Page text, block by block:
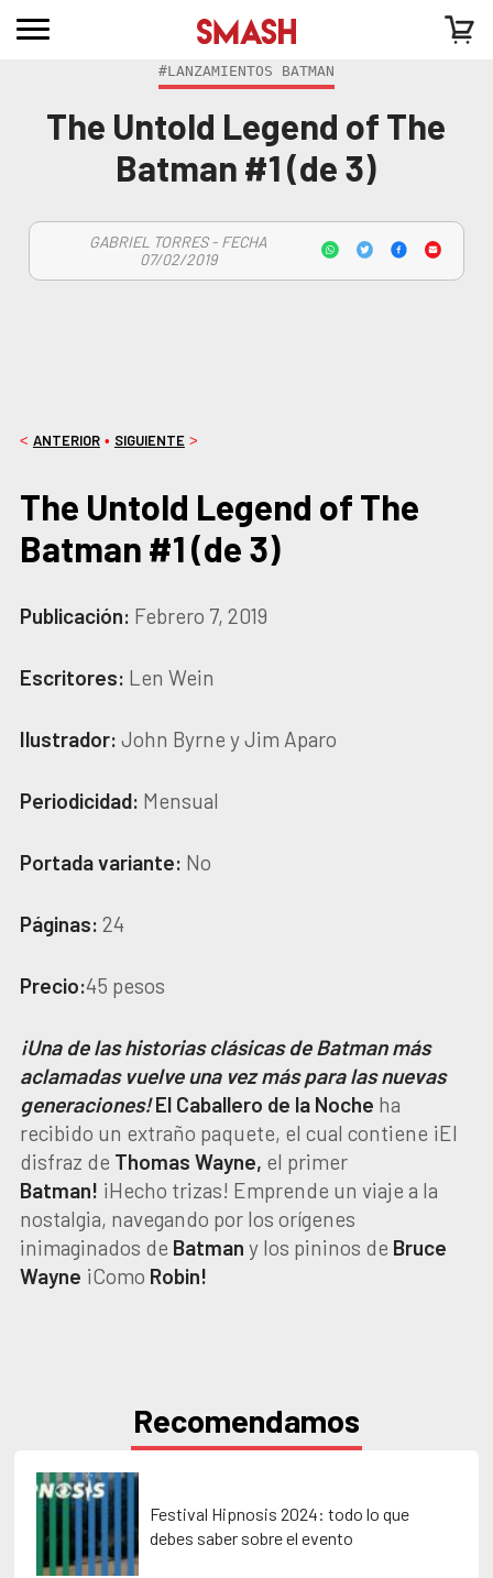
#LANZAMIENTOS BATMAN
The Untold Legend of The
Batman #1 (de 3)
GABRIEL TORRES - FECHA
07/02/2019
< ANTERIOR• SIGUIENTE>
The Untold Legend of The
Batman #1 (de 3)
Publicación: Febrero 7, 2019
Escritores: Len Wein
Ilustrador: John Byrne y Jim Aparo
Periodicidad: Mensual
Portada variante: No
Páginas: 24
Precio:45 pesos
¡Una de las historias clásicas de Batman más
aclamadas vuelve una vez más para las nuevas
generaciones! El Caballero de la Noche ha
recibido un extraño paquete, el cual contiene ¡El
disfraz de Thomas Wayne, el primer
Batman! ¡Hecho trizas! Emprende un viaje a la
nostalgia, navegando por los orígenes
inimaginados de Batman y los pininos de Bruce
Wayne ¡Como Robin!
Recomendamos
Festival Hipnosis 2024: todo lo que
debes saber sobre el evento